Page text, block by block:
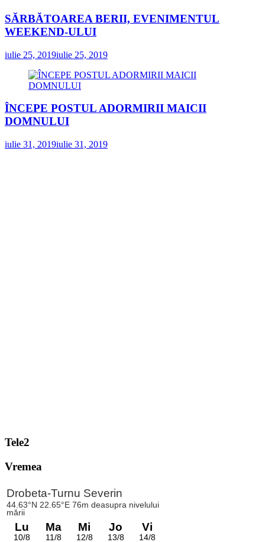
SĂRBĂTOAREA BERII, EVENIMENTUL
WEEKEND-ULUI
iulie 25, 2019iulie 25, 2019
ÎNCEPE POSTUL ADORMIRII MAICII
DOMNULUI
iulie 31, 2019iulie 31, 2019
Tele2
Vremea